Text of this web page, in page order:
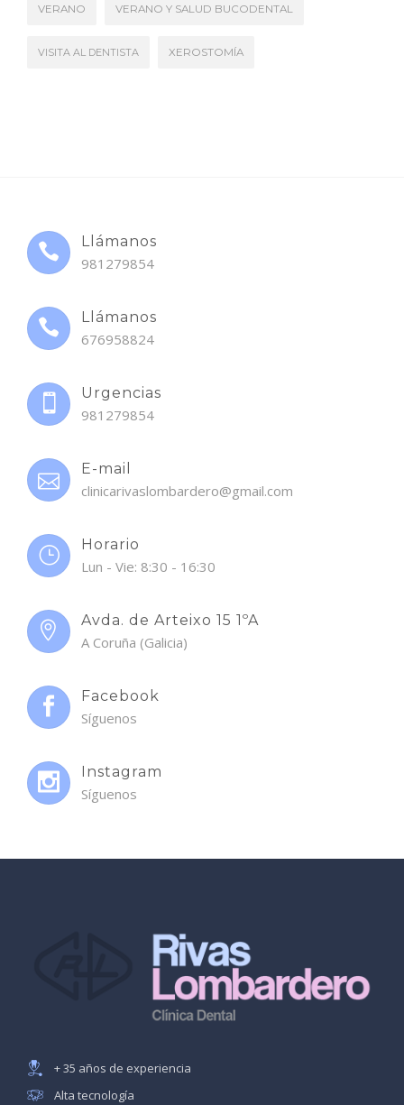
VERANO VERANO Y SALUD BUCODENTAL
VISITA AL DENTISTA XEROSTOMÍA
Llámanos
981279854
Llámanos
676958824
Urgencias
981279854
E-mail
clinicarivaslombardero@gmail.com
Horario
Lun - Vie: 8:30 - 16:30
Avda. de Arteixo 15 1ºA
A Coruña (Galicia)
Facebook
Síguenos
Instagram
Síguenos
+ 35 años de experiencia
Alta tecnología